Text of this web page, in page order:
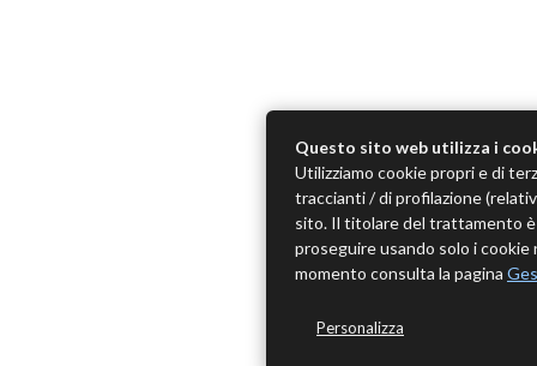
Questo sito web utilizza i
Utilizziamo cookie propri e di
traccianti / di profilazione
sito. Il titolare del trattamento è
proseguire usando solo i
momento consulta la pagina
Personalizza